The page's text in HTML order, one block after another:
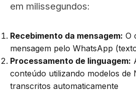
em milissegundos:
Recebimento da mensagem: O
mensagem pelo WhatsApp
Processamento de linguagem:
conteúdo utilizando modelos de
transcritos automaticamente